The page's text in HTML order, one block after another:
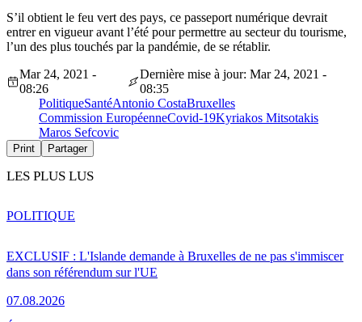
S’il obtient le feu vert des pays, ce passeport numérique devrait
entrer en vigueur avant l’été pour permettre au secteur du tourisme,
l’un des plus touchés par la pandémie, de se rétablir.
Mar 24, 2021 -
08:26
Dernière mise à jour: Mar 24, 2021 -
08:35
PolitiqueSantéAntonio CostaBruxelles
Commission EuropéenneCovid-19Kyriakos Mitsotakis
Maros Sefcovic
Print Partager
LES PLUS LUS
EXCLUSIF : L'Islande demande à Bruxelles de ne pas s'immiscer
dans son référendum sur l'UE
07.08.2026
POLITIQUE